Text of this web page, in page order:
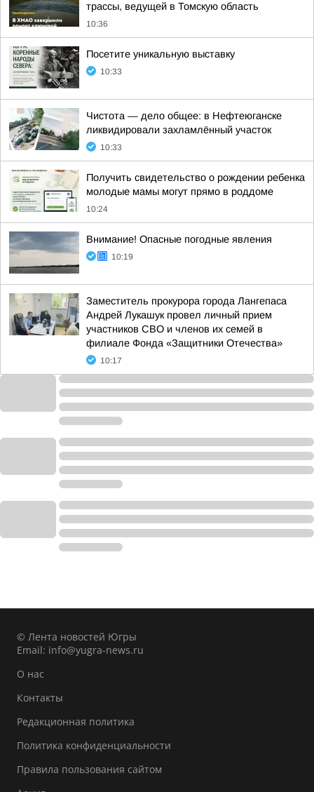
трассы, ведущей в Томскую область
10:36
Посетите уникальную выставку
10:33
Чистота — дело общее: в Нефтеюганске
ликвидировали захламлённый участок
10:33
Получить свидетельство о рождении ребенка
молодые мамы могут прямо в роддоме
10:24
Внимание! Опасные погодные явления
10:19
Заместитель прокурора города Лангепаса
Андрей Лукашук провел личный прием
участников СВО и членов их семей в
филиале Фонда «Защитники Отечества»
10:17
© Лента новостей Югры
Email: info@yugra-news.ru
О нас
Контакты
Редакционная политика
Политика конфиденциальности
Правила пользования сайтом